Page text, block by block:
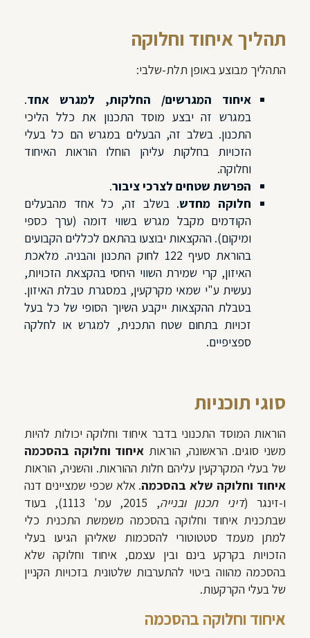
תהליך איחוד וחלוקה
התהליך מבוצע באופן תלת-שלבי:
איחוד המגרשים/ החלקות, למגרש אחד.
במגרש זה יבצע מוסד התכנון את כלל הליכי
התכנון. בשלב זה, הבעלים במגרש הם כל בעלי
הזכויות בחלקות עליהן הוחלו הוראות האיחוד
וחלוקה.
הפרשת שטחים לצרכי ציבור.
חלוקה מחדש. בשלב זה, כל אחד מהבעלים
הקודמים מקבל מגרש בשווי דומה (ערך כספי
ומיקום). ההקצאות יבוצעו בהתאם לכללים הקבועים
בהוראת סעיף 122 לחוק התכנון והבניה. מלאכת
האיזון, קרי שמירת השווי היחסי בהקצאת הזכויות,
נעשית ע"י שמאי מקרקעין, במסגרת טבלת האיזון.
בטבלת ההקצאות ייקבע השיוך הסופי של כל בעל
זכויות בתחום שטח התכנית, למגרש או לחלקה
ספציפיים.
סוגי תוכניות
הוראות המוסד התכנוני בדבר איחוד וחלוקה יכולות להיות
משני סוגים. הראשונה, הוראות איחוד וחלוקה בהסכמה
של בעלי המקרקעין עליהם חלות ההוראות. והשניה, הוראות
איחוד וחלוקה שלא בהסכמה. אלא שכפי שמציינים דנה
ו-זינגר (דיני תכנון ובנייה
, 2015, עמ' 1113), בעוד
שבתכנית איחוד וחלוקה בהסכמה משמשת התכנית כלי
למתן מעמד סטטוטורי להסכמות שאליהן הגיעו בעלי
הזכויות בקרקע בינם ובין עצמם, איחוד וחלוקה שלא
בהסכמה מהווה ביטוי להתערבות שלטונית בזכויות הקניין
של בעלי הקרקעות.
איחוד וחלוקה בהסכמה